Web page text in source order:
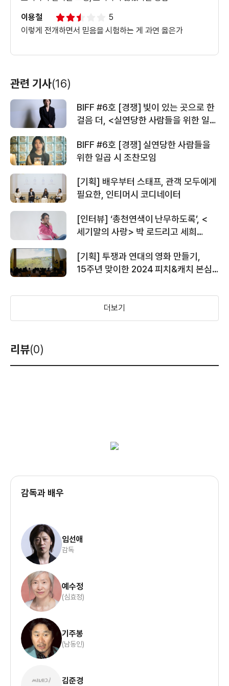
이용철
5
이렇게 전개하면서 믿음을 시험하는 게 과연 옳은가
관련 기사(16)
BIFF #6호 [경쟁] 빛이 있는 곳으로 한
걸음 더, <실연당한 사람들을 위한 일곱
BIFF #6호 [경쟁] 실연당한 사람들을
위한 일곱 시 조찬모임
[기획] 배우부터 스태프, 관객 모두에게
필요한, 인티머시 코디네이터
[인터뷰] ‘총천연색이 난무하도록’, <
세기말의 사랑> 박 로드리고 세희
[기획] 투쟁과 연대의 영화 만들기,
15주년 맞이한 2024 피치&캐치 본심
더보기
리뷰(0)
감독과 배우
임선애
감독
예수정
(심효정)
기주봉
(남동인)
김준경